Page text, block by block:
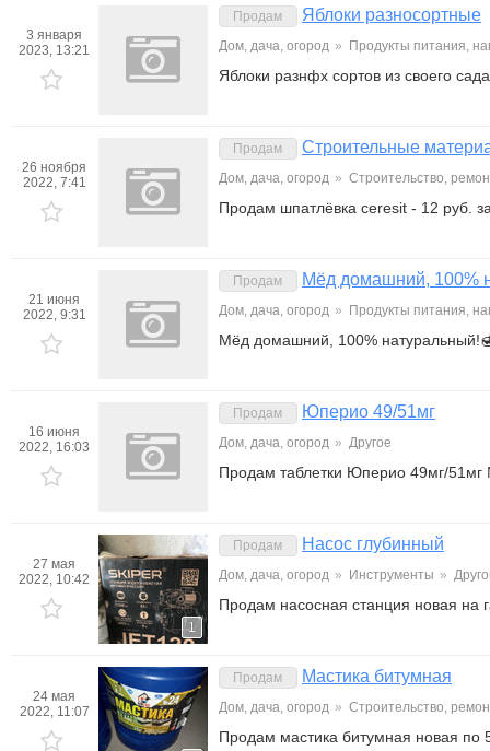
3 января
2023, 13:21
Продам Яблоки разносортные
Дом, дача, огород » Продукты питания,
Яблоки разнфх сортов из своего
26 ноября
2022, 7:41
Продам Строительные
Дом, дача, огород » Строительство,
Продам шпатлёвка ceresit - 12 руб.
21 июня
2022, 9:31
Продам Мёд домашний, 100%
Дом, дача, огород » Продукты питания,
Мёд домашний, 100%
16 июня
2022, 16:03
Продам Юперио 49/51мг
Дом, дача, огород » Другое
Продам таблетки Юперио 49мг/
27 мая
2022, 10:42
1
Продам Насос глубинный
Дом, дача, огород » Инструменты »
Продам насосная станция новая на
24 мая
2022, 11:07
Продам Мастика битумная
Дом, дача, огород » Строительство,
Продам мастика битумная новая по